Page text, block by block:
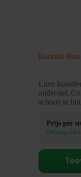
Barkruk
Luxe
onderstel.
schoon te
Prijs per
Ontvang een